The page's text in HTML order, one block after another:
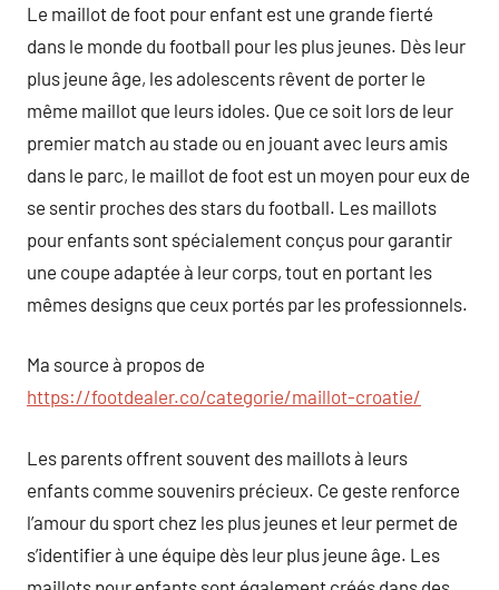
Le maillot de foot pour enfant est une grande fierté
dans le monde du football pour les plus jeunes. Dès leur
plus jeune âge, les adolescents rêvent de porter le
même maillot que leurs idoles. Que ce soit lors de leur
premier match au stade ou en jouant avec leurs amis
dans le parc, le maillot de foot est un moyen pour eux de
se sentir proches des stars du football. Les maillots
pour enfants sont spécialement conçus pour garantir
une coupe adaptée à leur corps, tout en portant les
mêmes designs que ceux portés par les professionnels.
Ma source à propos de
https://footdealer.co/categorie/maillot-croatie/
Les parents offrent souvent des maillots à leurs
enfants comme souvenirs précieux. Ce geste renforce
l’amour du sport chez les plus jeunes et leur permet de
s’identifier à une équipe dès leur plus jeune âge. Les